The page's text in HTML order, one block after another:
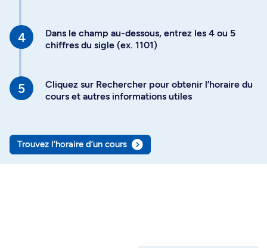
Dans le champ au-dessous, entrez les 4 ou 5
chiffres du sigle (ex. 1101)
Cliquez sur Rechercher pour obtenir l’horaire du
cours et autres informations utiles
Trouvez l’horaire d’un cours